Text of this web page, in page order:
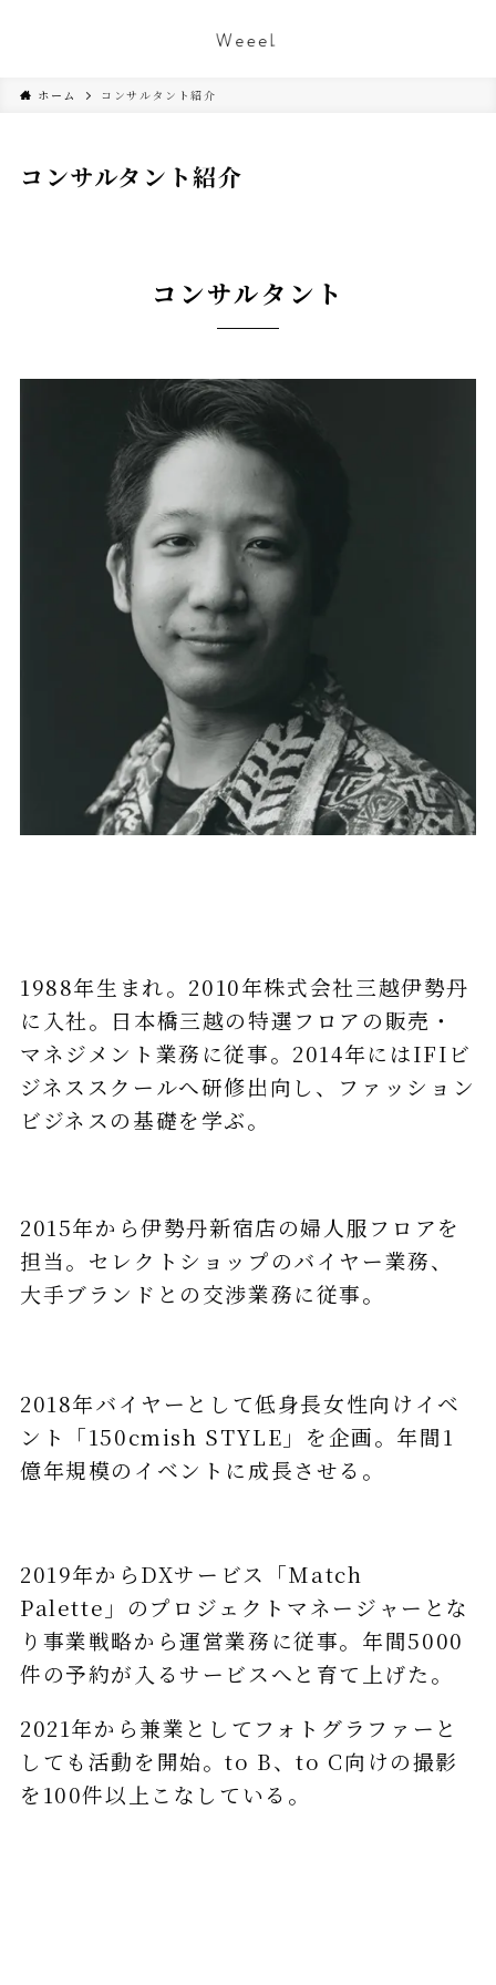
ホーム コンサルタント紹介
コンサルタント紹介
コンサルタント
1988年生まれ。2010年株式会社三越伊勢丹
に入社。日本橋三越の特選フロアの販売・
マネジメント業務に従事。2014年にはIFIビ
ジネススクールへ研修出向し、ファッション
ビジネスの基礎を学ぶ。
2015年から伊勢丹新宿店の婦人服フロアを
担当。セレクトショップのバイヤー業務、
大手ブランドとの交渉業務に従事。
2018年バイヤーとして低身長女性向けイベ
ント「150cmish STYLE」を企画。年間1
億年規模のイベントに成長させる。
2019年からDXサービス「Match
Palette」のプロジェクトマネージャーとな
り事業戦略から運営業務に従事。年間5000
件の予約が入るサービスへと育て上げた。
2021年から兼業としてフォトグラファーと
しても活動を開始。to B、to C向けの撮影
を100件以上こなしている。